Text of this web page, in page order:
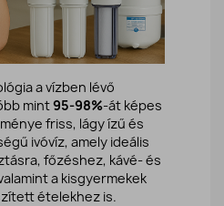
a vízben lévő
mint95-98%-át képes
friss, lágy ízű és
ivóvíz, amely ideális
főzéshez, kávé- és
a kisgyermekek
ételekhez is.